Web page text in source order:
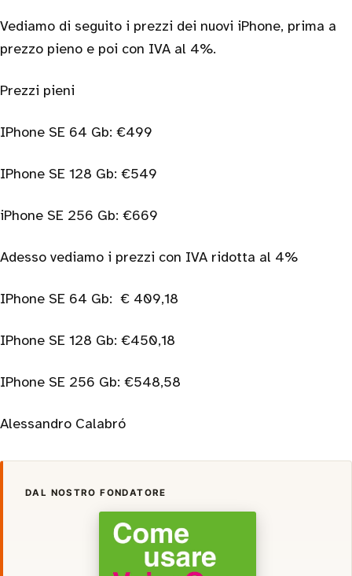
Vediamo di seguito i prezzi dei nuovi iPhone, prima a
prezzo pieno e poi con IVA al 4%.
Prezzi pieni
IPhone SE 64 Gb: €499
IPhone SE 128 Gb: €549
iPhone SE 256 Gb: €669
Adesso vediamo i prezzi con IVA ridotta al 4%
IPhone SE 64 Gb: € 409,18
IPhone SE 128 Gb: €450,18
IPhone SE 256 Gb: €548,58
Alessandro Calabró
DAL NOSTRO FONDATORE